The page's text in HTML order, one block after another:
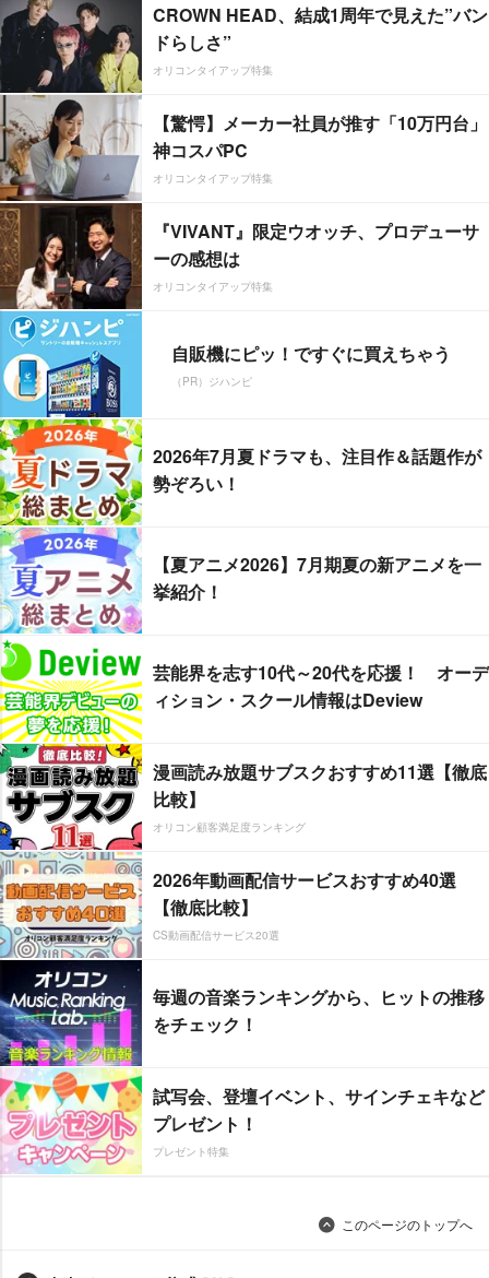
CROWN HEAD、結成1周年で見えた”バン
ドらしさ”
オリコンタイアップ特集
【驚愕】メーカー社員が推す「10万円台」
神コスパPC
オリコンタイアップ特集
『VIVANT』限定ウオッチ、プロデューサ
ーの感想は
オリコンタイアップ特集
自販機にピッ！ですぐに買えちゃう
（PR）ジハンピ
2026年7月夏ドラマも、注目作＆話題作が
勢ぞろい！
【夏アニメ2026】7月期夏の新アニメを一
挙紹介！
芸能界を志す10代～20代を応援！ オーデ
ィション・スクール情報はDeview
漫画読み放題サブスクおすすめ11選【徹底
比較】
オリコン顧客満足度ランキング
2026年動画配信サービスおすすめ40選
【徹底比較】
CS動画配信サービス20選
毎週の音楽ランキングから、ヒットの推移
をチェック！
試写会、登壇イベント、サインチェキなど
プレゼント！
プレゼント特集
このページのトップへ